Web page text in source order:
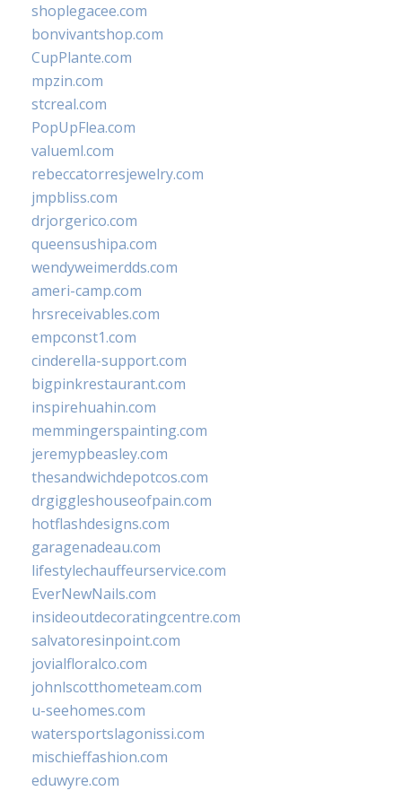
shoplegacee.com
bonvivantshop.com
CupPlante.com
mpzin.com
stcreal.com
PopUpFlea.com
valueml.com
rebeccatorresjewelry.com
jmpbliss.com
drjorgerico.com
queensushipa.com
wendyweimerdds.com
ameri-camp.com
hrsreceivables.com
empconst1.com
cinderella-support.com
bigpinkrestaurant.com
inspirehuahin.com
memmingerspainting.com
jeremypbeasley.com
thesandwichdepotcos.com
drgiggleshouseofpain.com
hotflashdesigns.com
garagenadeau.com
lifestylechauffeurservice.com
EverNewNails.com
insideoutdecoratingcentre.com
salvatoresinpoint.com
jovialfloralco.com
johnlscotthometeam.com
u-seehomes.com
watersportslagonissi.com
mischieffashion.com
eduwyre.com